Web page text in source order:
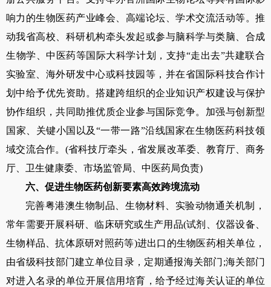
响力的生物医药产业峰会、高端论坛、学术交流活动等。推
动我省高校、科研机构牵头发起或参与脑科学与类脑、合成
生物学、中医药等国际大科学计划，支持“走出去”共建联合
实验室、海外研发中心或科技园等，并在省国际科技合作计
划中给予优先资助。搭建跨组织的企业知识产权建设与保护
协作组织，共同助推优质企业参与国际竞争。加强与创新型
国家、关键小国以及“一带一路”沿线国家在生物医药科技领
域交流合作。 (省科技厅牵头，省发展改革委、教育厅、商务
厅、卫生健康委、市场监管局、中医药局负责)
六、促进生物医药创新要素高效跨境流动
完善粤港澳生物制品、生物材料、实验动物通关机制，
常年需要开展科研、临床研究或生产用品(试剂、仪器设备、
生物样品、抗体原研对照药等)进出口的生物医药相关单位，
由省级科技部门建立单位目录，定期通报海关部门 ;海关部门
对进入名录的单位开展信用培育，给予经过海关认证的单位